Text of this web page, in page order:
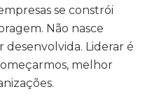
se constrói
Não nasce
desenvolvida. Liderar é
melhor